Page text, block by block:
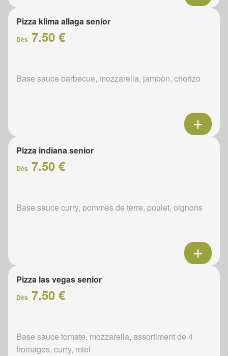
Pizza klima allaga senior
Dès 7.50 €
Base sauce barbecue, mozzarella, jambon, chorizo
Pizza indiana senior
Dès 7.50 €
Base sauce curry, pommes de terre, poulet, oignons
Pizza las vegas senior
Dès 7.50 €
Base sauce tomate, mozzarella, assortiment de 4
fromages, curry, miel